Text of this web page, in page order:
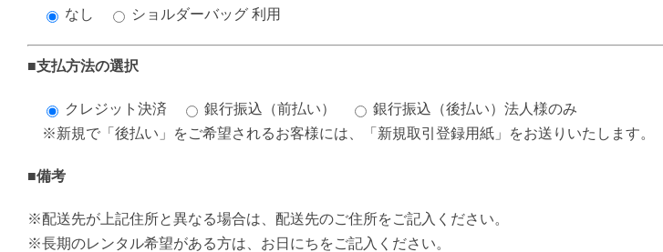
なし ショルダーバッグ 利用
■支払方法の選択
クレジット決済 銀行振込（前払い）
銀行振込（後払い）法人様のみ
※新規で「後払い」をご希望されるお客様には、「新規取引登録用紙」をお送りいたします。
■備考
※配送先が上記住所と異なる場合は、配送先のご住所をご記入ください。
※長期のレンタル希望がある方は、お日にちをご記入ください。